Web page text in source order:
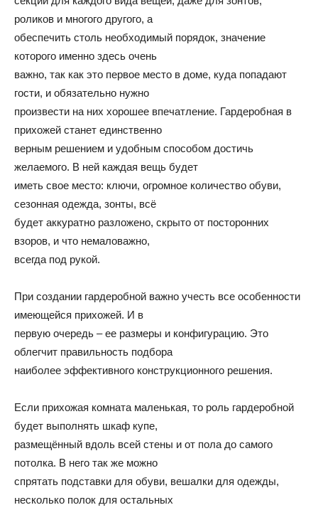
фото,
статьи
дизайне
роликов и многого другого, а
обеспечить столь необходимый порядок, значение
которого именно здесь очень
важно, так как это первое место в доме, куда попадают
гости, и обязательно нужно
произвести на них хорошее впечатление. Гардеробная в
прихожей станет единственно
верным решением и удобным способом достичь
желаемого. В ней каждая вещь будет
иметь свое место: ключи, огромное количество обуви,
сезонная одежда, зонты, всё
будет аккуратно разложено, скрыто от посторонних
взоров, и что немаловажно,
всегда под рукой.
При создании гардеробной важно учесть все особенности
имеющейся прихожей. И в
первую очередь – ее размеры и конфигурацию. Это
облегчит правильность подбора
наиболее эффективного конструкционного решения.
Если прихожая комната маленькая, то роль гардеробной
будет выполнять шкаф купе,
размещённый вдоль всей стены и от пола до самого
потолка. В него так же можно
спрятать подставки для обуви, вешалки для одежды,
несколько полок для остальных